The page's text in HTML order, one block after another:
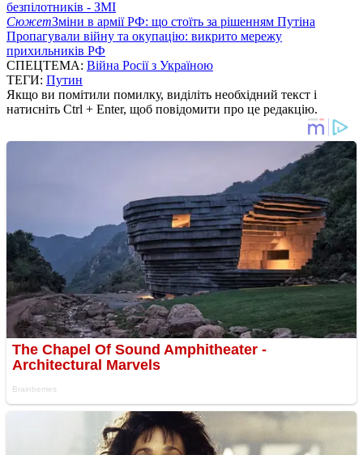
безпілотників - ЗМІ
СюжетЗміни в армії РФ: що стоїть за рішенням Путіна
Пропагували війну та окупацію: викрито мережу
прихильників РФ
СПЕЦТЕМА: Війна Росії з Україною
ТЕГИ: Путин
Якщо ви помітили помилку, виділіть необхідний текст і
натисніть Ctrl + Enter, щоб повідомити про це редакцію.